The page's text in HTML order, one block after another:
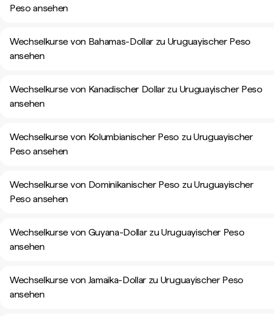
Peso ansehen
Wechselkurse von Bahamas-Dollar zu Uruguayischer Peso
ansehen
Wechselkurse von Kanadischer Dollar zu Uruguayischer Peso
ansehen
Wechselkurse von Kolumbianischer Peso zu Uruguayischer
Peso ansehen
Wechselkurse von Dominikanischer Peso zu Uruguayischer
Peso ansehen
Wechselkurse von Guyana-Dollar zu Uruguayischer Peso
ansehen
Wechselkurse von Jamaika-Dollar zu Uruguayischer Peso
ansehen